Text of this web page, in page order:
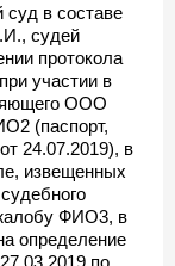
в составе
судей
протокола
участии в
ООО
(паспорт,
24.07.2019), в
извещенных
ФИО3, в
определение
по